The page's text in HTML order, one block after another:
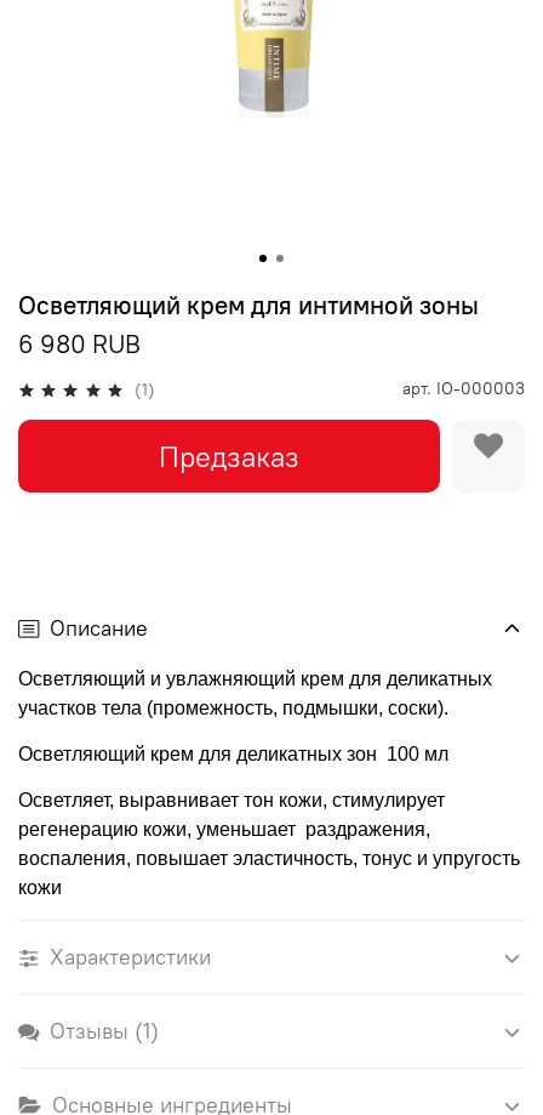
(1) арт. IO-000003
Осветляющий крем для интимной зоны
6 980 RUB
Предзаказ
Описание
Осветляющий и увлажняющий крем для деликатных
участков тела (промежность, подмышки, соски).
Осветляющий крем для деликатных зон 100 мл
Осветляет, выравнивает тон кожи, стимулирует
регенерацию кожи, уменьшает раздражения,
воспаления, повышает эластичность, тонус и упругость
кожи
Характеристики
Отзывы (1)
Основные ингредиенты